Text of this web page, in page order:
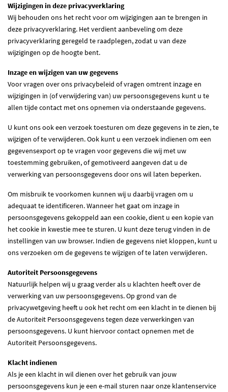
Wijzigingen in deze privacyverklaring
Wij behouden ons het recht voor om wijzigingen aan te brengen in
deze privacyverklaring. Het verdient aanbeveling om deze
privacyverklaring geregeld te raadplegen, zodat u van deze
wijzigingen op de hoogte bent.
Inzage en wijzigen van uw gegevens
Voor vragen over ons privacybeleid of vragen omtrent inzage en
wijzigingen in (of verwijdering van) uw persoonsgegevens kunt u te
allen tijde contact met ons opnemen via onderstaande gegevens.
U kunt ons ook een verzoek toesturen om deze gegevens in te zien, te
wijzigen of te verwijderen. Ook kunt u een verzoek indienen om een
gegevensexport op te vragen voor gegevens die wij met uw
toestemming gebruiken, of gemotiveerd aangeven dat u de
verwerking van persoonsgegevens door ons wil laten beperken.
Om misbruik te voorkomen kunnen wij u daarbij vragen om u
adequaat te identificeren. Wanneer het gaat om inzage in
persoonsgegevens gekoppeld aan een cookie, dient u een kopie van
het cookie in kwestie mee te sturen. U kunt deze terug vinden in de
instellingen van uw browser. Indien de gegevens niet kloppen, kunt u
ons verzoeken om de gegevens te wijzigen of te laten verwijderen.
Autoriteit Persoonsgegevens
Natuurlijk helpen wij u graag verder als u klachten heeft over de
verwerking van uw persoonsgegevens. Op grond van de
privacywetgeving heeft u ook het recht om een klacht in te dienen bij
de Autoriteit Persoonsgegevens tegen deze verwerkingen van
persoonsgegevens. U kunt hiervoor contact opnemen met de
Autoriteit Persoonsgegevens.
Klacht indienen
Als je een klacht in wil dienen over het gebruik van jouw
persoonsgegevens kun je een e-mail sturen naar onze klantenservice